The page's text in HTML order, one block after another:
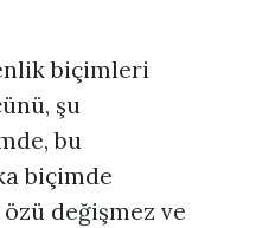
biçimleri
şu
bu
biçimde
değişmez ve